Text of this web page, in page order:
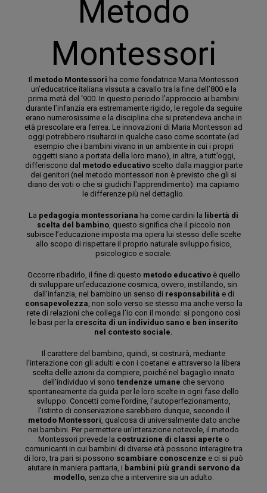
Metodo
Montessori
Il metodo Montessori ha come fondatrice Maria Montessori
un’educatrice italiana vissuta a cavallo tra la fine dell’800 e la
prima metà del ‘900. In questo periodo l’approccio ai bambini
durante l’infanzia era estremamente rigido, le regole da seguire
erano numerosissime e la disciplina che si pretendeva anche in
età prescolare era ferrea. Le innovazioni di Maria Montessori ad
oggi potrebbero risultarci in qualche caso come scontate (ad
esempio che i bambini vivano in un ambiente in cui i propri
oggetti siano a portata della loro mano), in altre, a tutt’oggi,
differiscono dal metodo educativoscelto dalla maggior parte
dei genitori (nel metodo montessori non è previsto che gli si
diano dei voti o che si giudichi l'apprendimento): ma capiamo
le differenze più nel dettaglio.
La pedagogia montessoriana ha come cardini la libertà di
scelta del bambino, questo significa che il piccolo non
subisce l’educazione imposta ma opera lui stesso delle scelte
allo scopo di rispettare il proprio naturale sviluppo fisico,
psicologico e sociale.
Occorre ribadirlo, il fine di questo metodo educativoè quello
di sviluppare un’educazione cosmica, ovvero, instillando, sin
dall’infanzia, nel bambino un senso di responsabilità e di
consapevolezza , non solo verso se stesso ma anche verso la
rete di relazioni che collega l’io con il mondo: si pongono così
le basi per la crescita di un individuo sano e ben inserito
nel contesto sociale.
Il carattere del bambino, quindi, si costruirà, mediante
l’interazione con gli adulti e con i coetanei e attraverso la libera
scelta delle azioni da compiere, poiché nel bagaglio innato
dell’individuo vi sono tendenze umane che servono
spontaneamente da guida per le loro scelte in ogni fase dello
sviluppo. Concetti come l’ordine, l’autoperfezionamento,
l’istinto di conservazione sarebbero dunque, secondo il
metodo Montessori , qualcosa di universalmente dato anche
nei bambini. Per permettere un’interazione notevole, il metodo
Montessori prevede la costruzione di classi aperte o
comunicanti in cui bambini di diverse età possono interagire tra
di loro, tra pari si possono scambiare conoscenze e ci si può
aiutare in maniera paritaria, i bambini più grandi servono da
modello, senza che a intervenire sia un adulto.